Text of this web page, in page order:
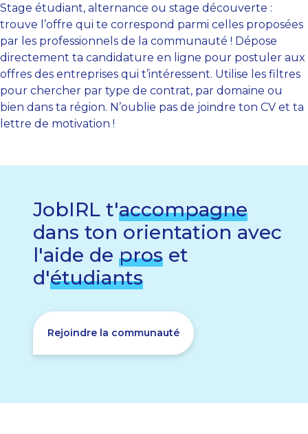
Stage étudiant, alternance ou stage découverte :
trouve l’offre qui te correspond parmi celles proposées
par les professionnels de la communauté ! Dépose
directement ta candidature en ligne pour postuler aux
offres des entreprises qui t’intéressent. Utilise les filtres
pour chercher par type de contrat, par domaine ou
bien dans ta région. N’oublie pas de joindre ton CV et ta
lettre de motivation !
JobIRL t'accompagne
dans ton orientation avec
l'aide de pros et
d'étudiants
Rejoindre la communauté